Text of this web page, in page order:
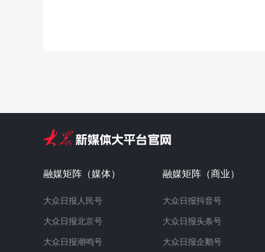
融媒矩阵（媒体）
大众日报人民号
大众日报北京号
大众日报潮鸣号
融媒矩阵（商业）
大众日报抖音号
大众日报头条号
大众日报企鹅号